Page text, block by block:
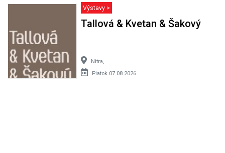
Výstavy >
Tallová & Kvetan & Šakový
Nitra,
Piatok 07.08.2026